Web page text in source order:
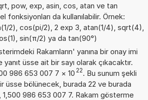
pow, exp, asin, cos, atan ve tan
fonksiyonları da kullanılabilir. Örnek:
2), cos(pi/2), 2 exp 3, atan(1/4), sqrt(4),
sin(π/2) ya da tan(90°)
Rakamların' yanına bir onay imi
üsse ait bir sayı olarak çıkacaktır.
986 653 007 7 × 10 22. Bu sunum şekli
üsse bölünecek, burada 22 ve burada
1,500 986 653 007 7. Rakam gösterme